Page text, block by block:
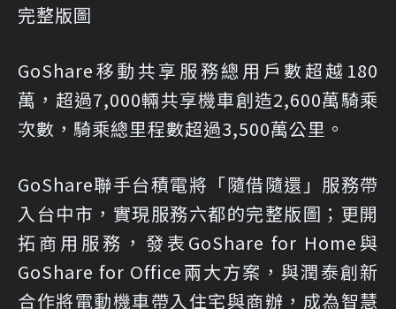
完整版圖
GoShare移動共享服務總用戶數超越180
萬，超過7,000輛共享機車創造2,600萬騎乘
次數，騎乘總里程數超過3,500萬公里。
GoShare聯手台積電將「隨借隨還」服務帶
入台中市，實現服務六都的完整版圖；更開
拓商用服務，發表GoShare for Home與
GoShare for Office兩大方案，與潤泰創新
合作將電動機車帶入住宅與商辦，成為智慧